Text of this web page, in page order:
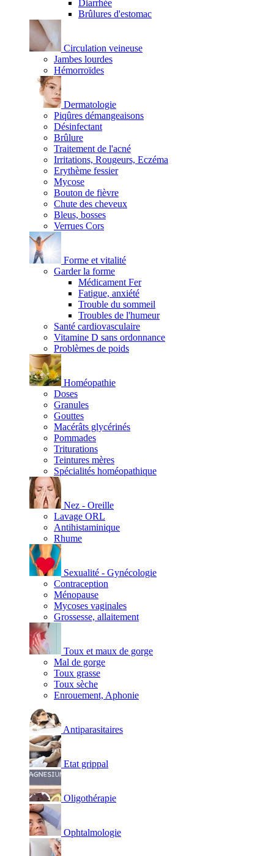
Diarrhée
Brûlures d'estomac
Circulation veineuse
Jambes lourdes
Hémorroïdes
Dermatologie
Piqûres démangeaisons
Désinfectant
Brûlure
Traitement de l'acné
Irritations, Rougeurs, Eczéma
Erythème fessier
Mycose
Bouton de fièvre
Chute des cheveux
Bleus, bosses
Verrues Cors
Forme et vitalité
Garder la forme
Médicament Fer
Fatigue, anxiété
Trouble du sommeil
Troubles de l'humeur
Santé cardiovasculaire
Vitamine D sans ordonnance
Problèmes de poids
Homéopathie
Doses
Granules
Gouttes
Macérâts glycérinés
Pommades
Triturations
Teintures mères
Spécialités homéopathique
Nez - Oreille
Lavage ORL
Antihistaminique
Rhume
Sexualité - Gynécologie
Contraception
Ménopause
Mycoses vaginales
Grossesse, allaitement
Toux et maux de gorge
Mal de gorge
Toux grasse
Toux sèche
Enrouement, Aphonie
Antiparasitaires
Etat grippal
Oligothérapie
Ophtalmologie